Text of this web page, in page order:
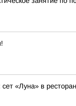
«Луна» в